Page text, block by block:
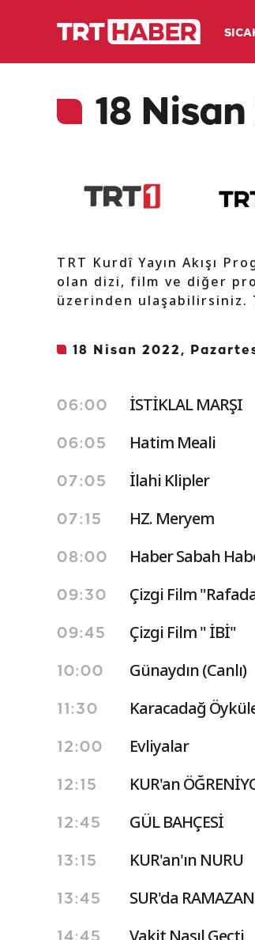
18
TRT Kurdî Yayın Akışı
olan dizi, film ve diğer
üzerinden ulaşabilirsiniz.
18 Nisan 2022,
06:00 İSTİKLAL MARŞI
06:05 Hatim Meali
07:05 İlahi Klipler
07:15 HZ. Meryem
08:00 Haber Sabah
09:30 Çizgi Film
09:45 Çizgi Film " İBİ"
10:00 Günaydın (Canlı)
11:30 Karacadağ
12:00 Evliyalar
12:15 KUR'an
12:45 GÜL BAHÇESİ
13:15 KUR'an'ın NURU
13:45 SUR'da RAMAZAN
Vakit Nasıl Geçti